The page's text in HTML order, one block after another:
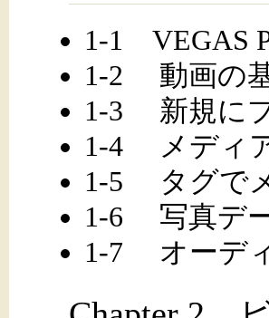
1-1 VEGAS
1-2 動画の
1-3 新規に
1-4 メディ
1-5 タグで
1-6 写真デ
1-7 オーデ